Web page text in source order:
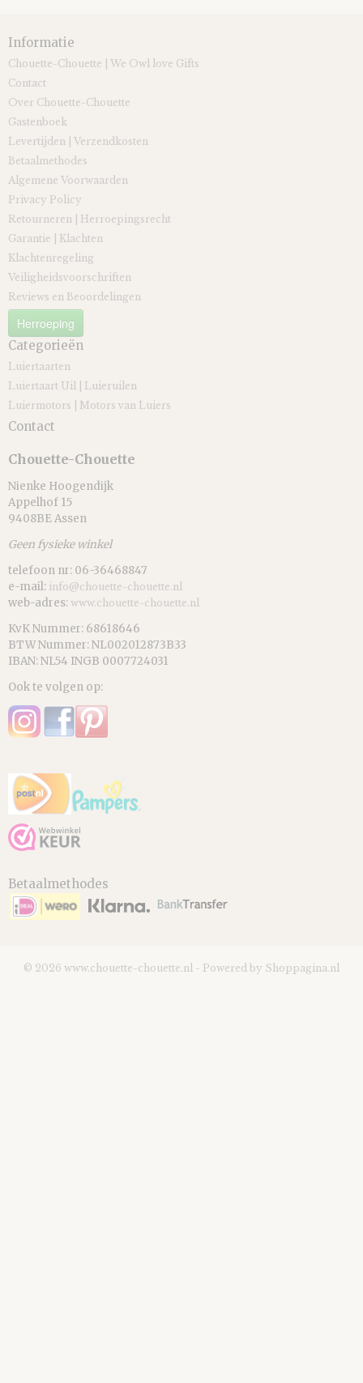
Informatie
Chouette-Chouette | We Owl love Gifts
Contact
Over Chouette-Chouette
Gastenboek
Levertijden | Verzendkosten
Betaalmethodes
Algemene Voorwaarden
Privacy Policy
Retourneren | Herroepingsrecht
Garantie | Klachten
Klachtenregeling
Veiligheidsvoorschriften
Reviews en Beoordelingen
Herroeping
Categorieën
Luiertaarten
Luiertaart Uil | Luieruilen
Luiermotors | Motors van Luiers
Contact
Chouette-Chouette
Nienke Hoogendijk
Appelhof 15
9408BE Assen
Geen fysieke winkel
telefoon nr: 06-36468847
e-mail: info@chouette-chouette.nl
web-adres: www.chouette-chouette.nl
KvK Nummer: 68618646
BTW Nummer: NL002012873B33
IBAN: NL54 INGB 0007724031
Ook te volgen op:
Betaalmethodes
© 2026 www.chouette-chouette.nl - Powered by Shoppagina.nl